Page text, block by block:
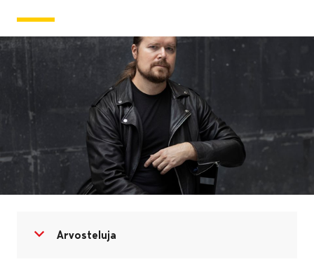
Avaa valikko
Sulje valikko
Arvosteluja